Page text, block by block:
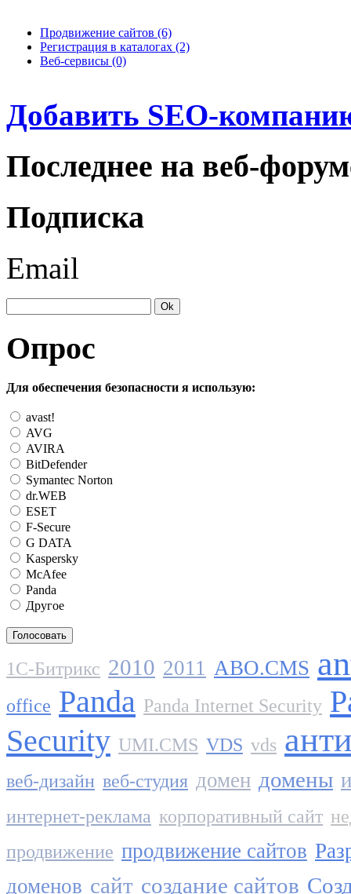
Продвижение сайтов (6)
Регистрация в каталогах (2)
Веб-сервисы (0)
Добавить SEO-
Последнее на веб-
Подписка
Email
Опрос
Для обеспечения безопасности я использую:
avast!
AVG
AVIRA
BitDefender
Symantec Norton
dr.WEB
ESET
F-Secure
G DATA
Kaspersky
McAfee
Panda
Другое
1C-Битрикс 2010 2011 ABO.CMS
office Panda Panda Internet Security
Security UMI.CMS VDS vds
веб-дизайн веб-студия домен домены
интернет-реклама корпоративный сайт
продвижение продвижение сайтов
доменов сайт создание сайтов